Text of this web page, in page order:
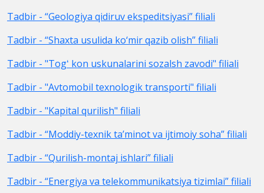
Tadbir - “Geologiya qidiruv ekspeditsiyasi” filiali
Tadbir - “Shaxta usulida ko‘mir qazib olish” filiali
Tadbir - "Togʻ kon uskunalarini sozalsh zavodi" filiali
Tadbir - "Avtomobil texnologik transporti" filiali
Tadbir - "Kapital qurilish" filiali
Tadbir - “Moddiy-texnik ta’minot va ijtimoiy soha” filiali
Tadbir - “Qurilish-montaj ishlari” filiali
Tadbir - “Energiya va telekommunikatsiya tizimlai” filiali